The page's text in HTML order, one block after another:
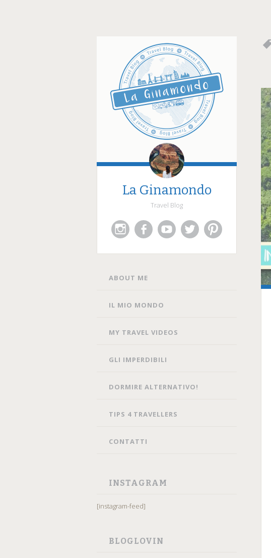
La Ginamondo
Travel Blog
SKIP
ABOUT ME
IL MIO MONDO
MY TRAVEL VIDEOS
GLI IMPERDIBILI
DORMIRE ALTERNATIVO!
TIPS 4 TRAVELLERS
CONTATTI
INSTAGRAM
[instagram-feed]
BLOGLOVIN